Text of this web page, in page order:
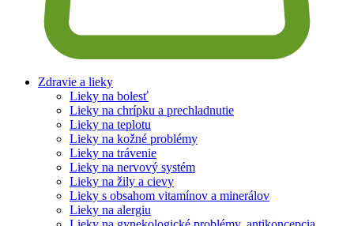
Zdravie a lieky
Lieky na bolesť
Lieky na chrípku a prechladnutie
Lieky na teplotu
Lieky na kožné problémy
Lieky na trávenie
Lieky na nervový systém
Lieky na žily a cievy
Lieky s obsahom vitamínov a minerálov
Lieky na alergiu